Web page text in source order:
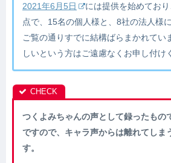
2021年6月5日
には提供を始めてお
点で、15名の個人様と、8社の法人様
ご覧の通りすでに結構ばらまかれてい
しいという方はご遠慮なくお申し付け
つくよみちゃんの声として録ったもの
ですので、キャラ声からは離れてしま
す。